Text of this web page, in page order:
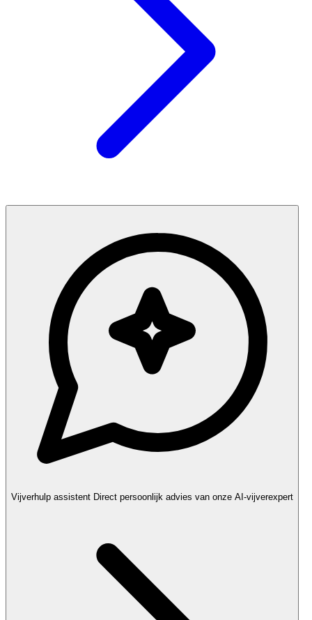
Vijverhulp assistent Direct persoonlijk advies van onze AI-vijverexpert